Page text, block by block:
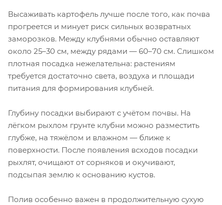
Высаживать картофель лучше после того, как почва
прогреется и минует риск сильных возвратных
заморозков. Между клубнями обычно оставляют
около 25–30 см, между рядами — 60–70 см. Слишком
плотная посадка нежелательна: растениям
требуется достаточно света, воздуха и площади
питания для формирования клубней.
Глубину посадки выбирают с учётом почвы. На
лёгком рыхлом грунте клубни можно разместить
глубже, на тяжёлом и влажном — ближе к
поверхности. После появления всходов посадки
рыхлят, очищают от сорняков и окучивают,
подсыпая землю к основанию кустов.
Полив особенно важен в продолжительную сухую